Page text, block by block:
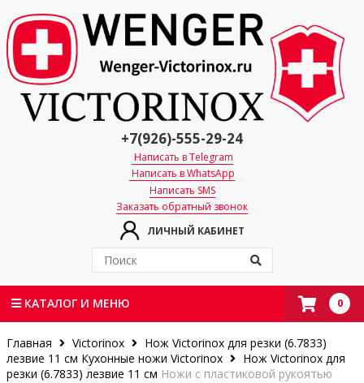
ЛИЧНЫЙ КАБИНЕТ
+7(926)-555-29-24
Написать в Telegram
Написать в WhatsApp
Написать SMS
Заказать обратный звонок
КАТАЛОГ И МЕНЮ 0
Главная Victorinox
Нож Victorinox для резки (6.7833)
лезвие 11 см Кухонные ножи Victorinox
Нож Victorinox для
резки (6.7833) лезвие 11 см Ножи с пластиковой рукоятью